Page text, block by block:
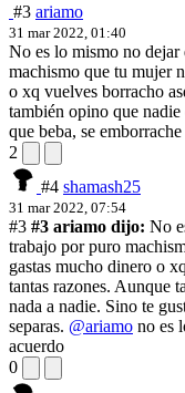
#3 ariamo
31 mar 2022, 01:40
No es lo mismo no
machismo que tu mujer
o xq vuelves borracho
también opino que
que beba, se
2
#4 shamash25
31 mar 2022, 07:54
#3 #3 ariamo dijo: No
trabajo por puro
gastas mucho dinero o
tantas razones. Aunque
nada a nadie. Sino te
separas. @ariamo no es
acuerdo
0